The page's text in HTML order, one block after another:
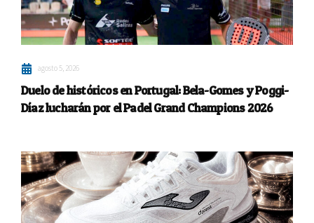
agosto 5, 2026
Duelo de históricos en Portugal: Bela-Gomes y Poggi-
Díaz lucharán por el Padel Grand Champions 2026